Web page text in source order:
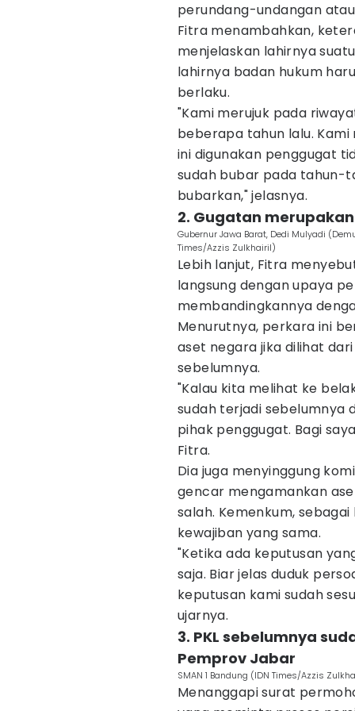
perundang-undangan
Fitra menambahkan,
menjelaskan lahirnya
lahirnya badan hukum
berlaku.
"Kami merujuk pada
beberapa tahun lalu.
ini digunakan penggugat
sudah bubar pada tahun-
bubarkan," jelasnya.
2. Gugatan
Gubernur Jawa Barat, Dedi Mulyadi
Times/Azzis Zulkhairil)
Lebih lanjut, Fitra
langsung dengan upaya
membandingkannya
Menurutnya, perkara ini
aset negara jika dilihat
sebelumnya.
"Kalau kita melihat ke
sudah terjadi sebelumnya
pihak penggugat. Bagi
Fitra.
Dia juga menyinggung
gencar mengamankan
salah. Kemenkum,
kewajiban yang sama.
"Ketika ada keputusan
saja. Biar jelas duduk
keputusan kami sudah
ujarnya.
3. PKL sebelumnya
Pemprov Jabar
SMAN 1 Bandung (IDN Times/Azzis
Menanggapi surat